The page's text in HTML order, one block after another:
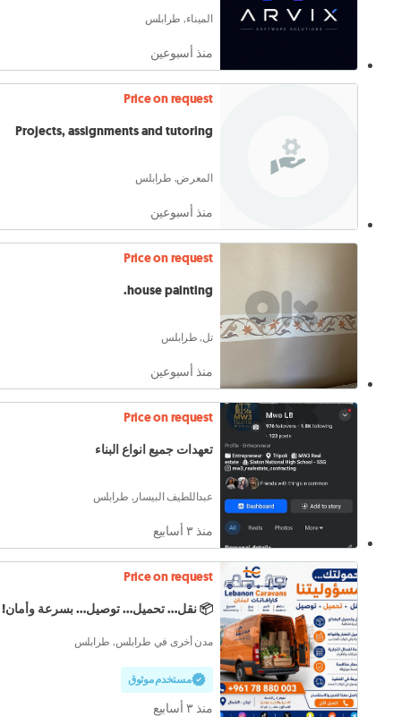
الميناء, طرابلس
منذ أسبوعين
Price on request
Projects, assignments and tutoring
المعرض, طرابلس
منذ أسبوعين
Price on request
house painting.
تل, طرابلس
منذ أسبوعين
Price on request
تعهدات جميع انواع البناء
عبداللطيف البيسار, طرابلس
منذ ٣ أسابيع
Price on request
📦 نقل... تحميل... توصيل... بسرعة وأمان!
مدن أخرى في طرابلس, طرابلس
مستخدم موثوق
منذ ٣ أسابيع